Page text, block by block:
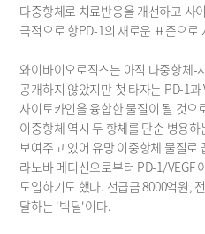
다중항체로 치료반응을 개선하고 사
극적으로 항PD-1의 새로운 표준으로
와이바이오로직스는 아직 다중항체-
공개하지 않았지만 첫 타자는 PD-1과
사이토카인을 융합한 물질이 될 것으
이중항체 역시 두 항체를 단순 병용
보여주고 있어 유망 이중항체 물질로
라노바 메디신으로부터 PD-1/VEGF
도입하기도 했다. 선급금 8000억원,
달하는 '빅딜'이다.